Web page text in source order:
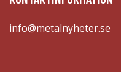
info@metalnyheter.se